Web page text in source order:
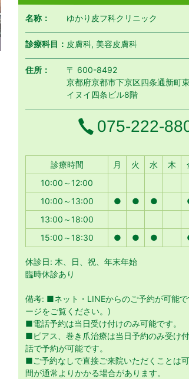
名称： ゆかり皮フ科クリニック
診療科目： 皮膚科, 美容皮膚科
住所：
〒 600-8492
京都府京都市下京区四条通新町
イヌイ四条ビル8階
電話番号
075-222-
診療時間 月 月曜日
火 火曜日
水 水曜日
木 木
10:00～12:00
10:00～13:00
● ● ●
13:00～18:00
15:00～18:30
● ● ●
休診日: 木、日、祝、年末年始
臨時休診あり
備考: ■ネット・LINEからのご予約が可能
ージをご覧ください。)
■電話予約は当日受け付けのみ可能です。
■ピアス、巻き爪治療は当日予約のみ受け
話で予約が可能です。
■ご予約なしで直接ご来院いただくことは
間が通常よりかかる場合があります。